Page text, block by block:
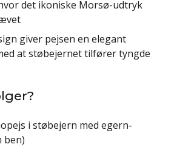
det ikoniske Morsø-udtryk
giver pejsen en elegant
at støbejernet tilfører tyngde
i støbejern med egern-
ben)